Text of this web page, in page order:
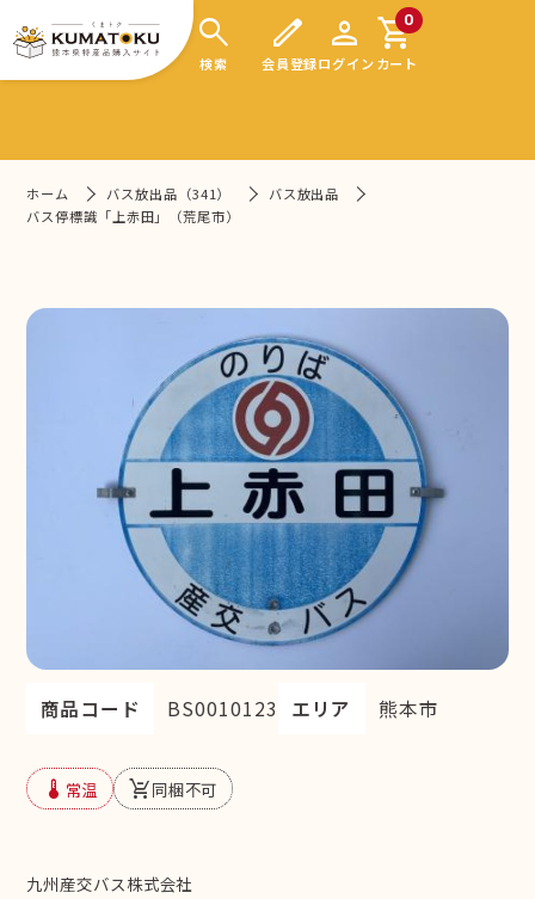
search
検索
edit
会員登録
person
ログイン
0
shopping_cart
カート
ホーム バス放出品（341）
バス放出品
バス停標識「上赤田」（荒尾市）
商品コード BS0010123 エリア 熊本市
device_thermostat 常温 remove_shopping_cart同梱不可
九州産交バス株式会社